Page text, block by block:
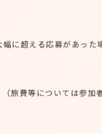
（月）です。
超える応募があった
費等については参加